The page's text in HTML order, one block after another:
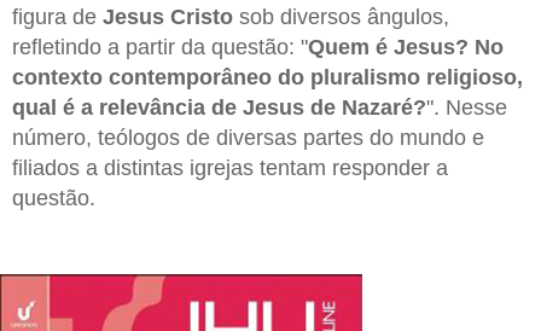
figura de Jesus Cristo sob diversos ângulos,
refletindo a partir da questão: "Quem é Jesus? No
contexto contemporâneo do pluralismo religioso,
qual é a relevância de Jesus de Nazaré?". Nesse
número, teólogos de diversas partes do mundo e
filiados a distintas igrejas tentam responder a
questão.